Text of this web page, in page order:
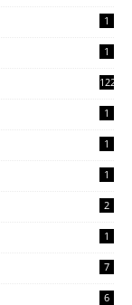
1
1
122
1
1
1
2
1
7
6